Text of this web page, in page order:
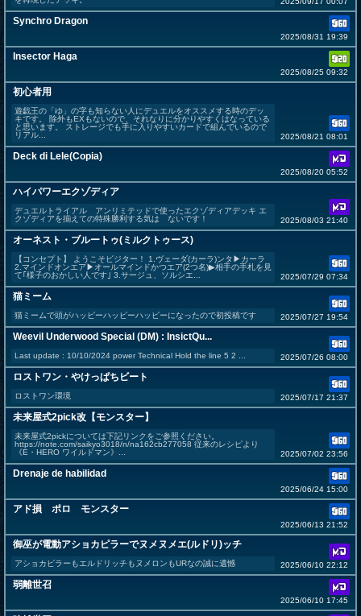
Synchro Dragon
2025/08/31 19:39
Insector Haga
2025/08/25 09:32
初心者用
遊戯王の「ゆ」の字も知らない人にデュエルをオススメする時のデッ
キです。 除外もEXもないので、それなりに分かりやすくはなっている
と思います。 ストレージでも手に入りやすいカードで組んでいるので
リアル...
2025/08/21 08:01
Deck di Lele(Copia)
2025/08/20 05:52
ハイパワーエクゾディア
デュエルトライアル アンリミテッドで使ったエクゾディアデッキ エ
クゾディアを揃えての特殊勝利する気は ないです！
2025/08/03 21:40
オーネスト・ブルートゥ(ミルクトゥース)
【コンセプト】 ようこそビジター！ 1.ヴェーダ(カーラ)ンタ▶︎カーラ
2.マインドオンエア▶︎オールマインドかつエア(2つ名)▶︎相手の手札を見
て｢様子のおかしい人です｣ 3.サージュ、ソルシエ...
2025/07/29 07:34
猫ミーム
猫ミームで頭がハッピーハッピーハッピーになったので初投稿です 2025/07/27 19:54
Weevil Underwood Special (DM) : InsictQu...
Last update : 10/10/2024 power Technical Hold the line 5 2 ... 2025/07/26 08:00
ロストワン・やけっぱちビート
ロストワン環境 2025/07/17 21:37
未来屋式2pick改【モンスター】
未来屋式2pickについては下記リンクをご参照ください。
https://note.com/saikyo3018/n/na162cb277058 従来のレシピより
《E・HERO ワイルドマン》...
2025/07/02 23:56
Drenaje de habilidad
2025/06/24 15:00
アド損 ポロ モンスター
2025/06/13 21:52
御巫が電動アショカピラーでヌメヌメエ(ルドリ)ッチ
アショカピラーもエルドリッチもヌメロンもURなの誠に遺憾 2025/06/10 22:12
弱離世召
2025/06/10 17:45